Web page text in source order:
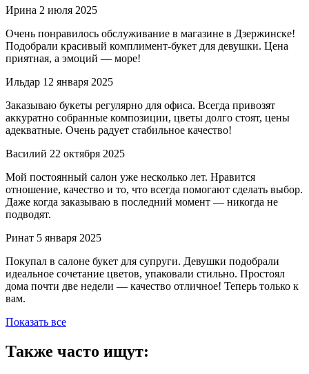
Ирина 2 июля 2025
Очень понравилось обслуживание в магазине в Дзержинске!
Подобрали красивый комплимент-букет для девушки. Цена
приятная, а эмоций — море!
Ильдар 12 января 2025
Заказываю букеты регулярно для офиса. Всегда привозят
аккуратно собранные композиции, цветы долго стоят, цены
адекватные. Очень радует стабильное качество!
Василий 22 октября 2025
Мой постоянный салон уже несколько лет. Нравится
отношение, качество и то, что всегда помогают сделать выбор.
Даже когда заказываю в последний момент — никогда не
подводят.
Ринат 5 января 2025
Покупал в салоне букет для супруги. Девушки подобрали
идеальное сочетание цветов, упаковали стильно. Простоял
дома почти две недели — качество отличное! Теперь только к
вам.
Показать все
Также часто ищут: